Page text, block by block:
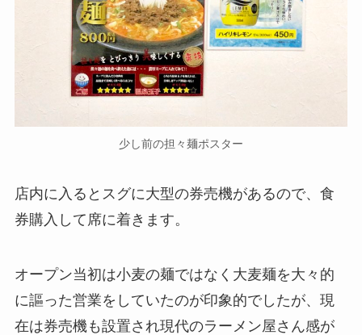
少し前の担々麺ポスター
店内に入るとスグに大型の券売機があるので、食
券購入して席に着きます。
オープン当初は小麦の麺ではなく大麦麺を大々的
に謳った営業をしていたのが印象的でしたが、現
在は券売機も設置され現代のラーメン屋さん感が